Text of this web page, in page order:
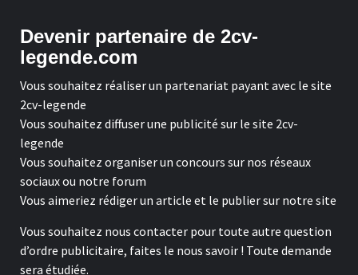
Devenir partenaire de 2cv-
legende.com
Vous souhaitez réaliser un partenariat payant avec le site
2cv-legende
Vous souhaitez diffuser une publicité sur le site 2cv-
legende
Vous souhaitez organiser un concours sur nos réseaux
sociaux ou notre forum
Vous aimeriez rédiger un article et le publier sur notre site
Vous souhaitez nous contacter pour toute autre question
d’ordre publicitaire, faites le nous savoir ! Toute demande
sera étudiée.